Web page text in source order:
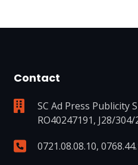
Contact
SC Ad Press Publicity
RO40247191, J28/304/
0721.08.08.10,